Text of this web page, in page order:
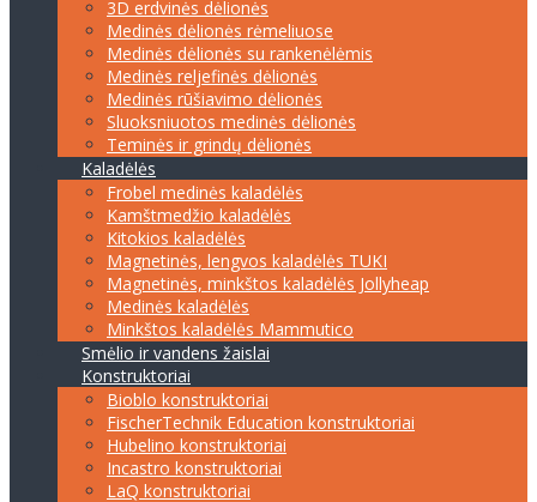
3D erdvinės dėlionės
Medinės dėlionės rėmeliuose
Medinės dėlionės su rankenėlėmis
Medinės reljefinės dėlionės
Medinės rūšiavimo dėlionės
Sluoksniuotos medinės dėlionės
Teminės ir grindų dėlionės
Kaladėlės
Frobel medinės kaladėlės
Kamštmedžio kaladėlės
Kitokios kaladėlės
Magnetinės, lengvos kaladėlės TUKI
Magnetinės, minkštos kaladėlės Jollyheap
Medinės kaladėlės
Minkštos kaladėlės Mammutico
Smėlio ir vandens žaislai
Konstruktoriai
Bioblo konstruktoriai
FischerTechnik Education konstruktoriai
Hubelino konstruktoriai
Incastro konstruktoriai
LaQ konstruktoriai